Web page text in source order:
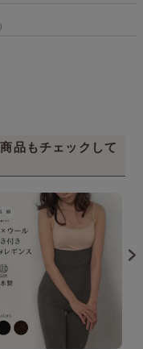
品もチェックして